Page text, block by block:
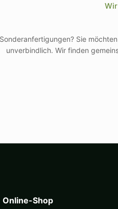
Sie
unverbindlich. Wir finden
Online-Shop